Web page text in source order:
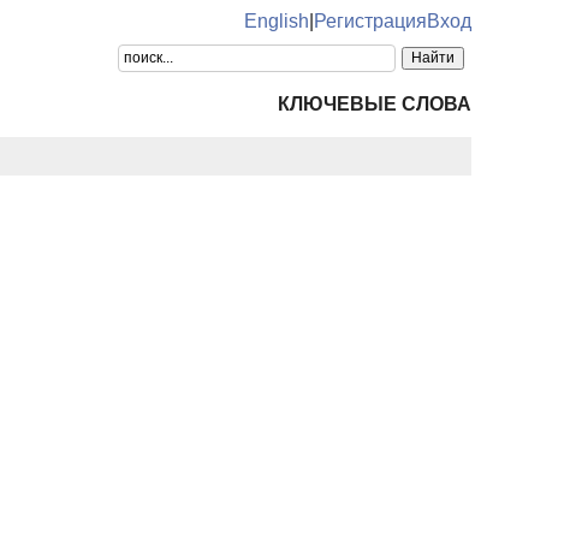
English РегистрацияВход
КЛЮЧЕВЫЕ СЛОВА